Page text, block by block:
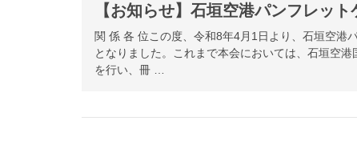
【お知らせ】石垣空港パンフレッ
関 係 各 位この度、令和8年4月1日より、石垣空港
となりました。これまで本会においては、石垣空
を行い、冊 …